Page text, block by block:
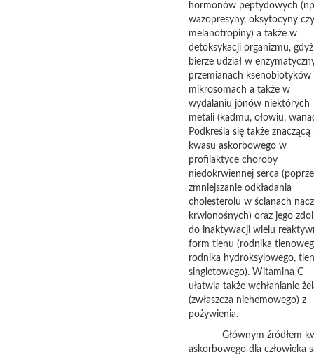
hormonów peptydowych
wazopresyny, oksytocyny czy
melanotropiny) a także w
detoksykacji organizmu, gdyż
bierze udział w
przemianach ksenobiotyków
mikrosomach a także w
wydalaniu jonów niektórych
metali (kadmu, ołowiu,
Podkreśla się także znaczącą
kwasu askorbowego w
profilaktyce choroby
niedokrwiennej serca
zmniejszanie odkładania
cholesterolu w ścianach
krwionośnych) oraz jego
do inaktywacji wielu
form tlenu (rodnika
rodnika hydroksylowego,
singletowego). Witamina C
ułatwia także wchłanianie
(zwłaszcza niehemowego) z
pożywienia.
Głównym źródłem
askorbowego dla człowieka